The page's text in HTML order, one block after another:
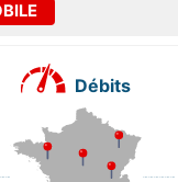
Débits